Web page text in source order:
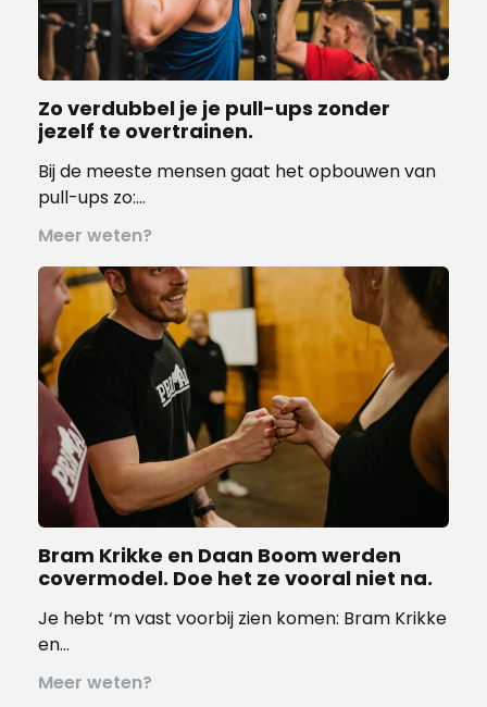
Zo verdubbel je je pull-ups zonder
jezelf te overtrainen.
Bij de meeste mensen gaat het opbouwen van
pull-ups zo:…
Meer weten?
Bram Krikke en Daan Boom werden
covermodel. Doe het ze vooral niet na.
Je hebt ‘m vast voorbij zien komen: Bram Krikke
en…
Meer weten?